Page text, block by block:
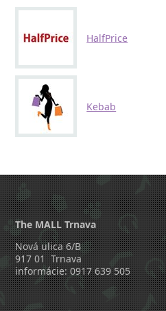
HalfPrice
Kebab
The MALL Trnava
Nová ulica 6/B
917 01 Trnava
informácie: 0917 639 505